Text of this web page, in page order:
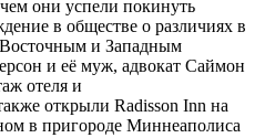
они успели покинуть
в обществе о различиях в
Восточным и Западным
и её муж, адвокат Саймон
отеля и
открыли Radisson Inn на
в пригороде Миннеаполиса